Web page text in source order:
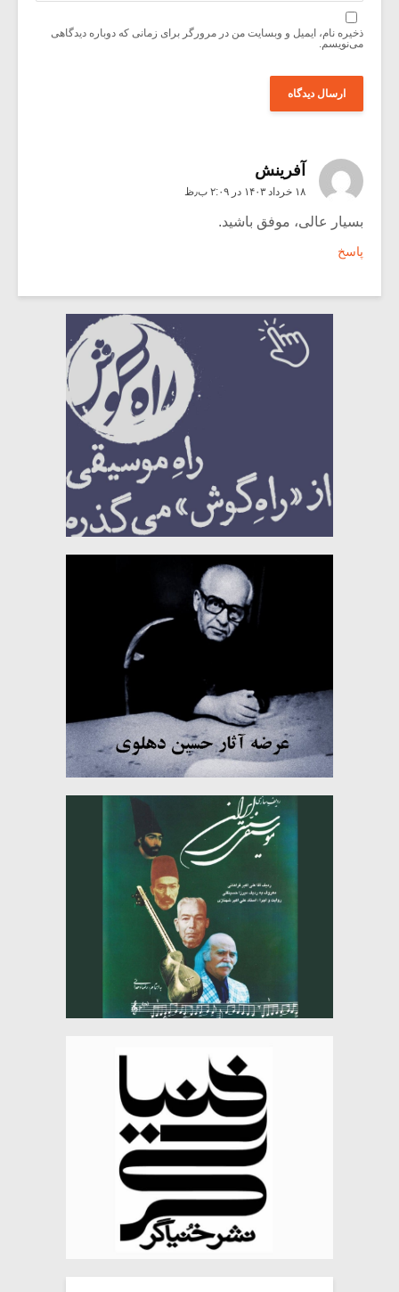
ذخیره نام، ایمیل و وبسایت من در مرورگر برای زمانی که دوباره دیدگاهی
می‌نویسم.
آفرینش
۱۸ خرداد ۱۴۰۳ در ۲:۰۹ ب٫ظ
بسیار عالی، موفق باشید.
پاسخ